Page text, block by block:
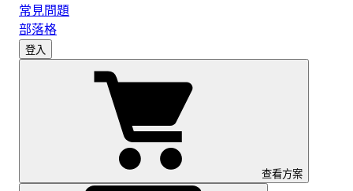
常見問題
部落格
登入
查看方案